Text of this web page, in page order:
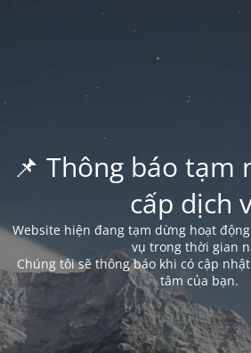
📌 Thông báo tạm
cấp dịch
Website hiện đang tạm dừng hoạt
vụ trong thời gian
Chúng tôi sẽ thông báo khi có cập
tâm của bạn.